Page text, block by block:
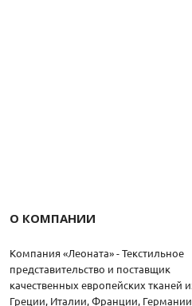
О КОМПАНИИ
Компания «Леоната» - Текстильное
представительство и поставщик
качественных европейских тканей
Греции, Италии, Франции,